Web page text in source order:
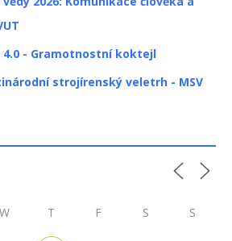
4.0 - Gramotnostní koktejl
strojírenský veletrh - MSV
W T F S S